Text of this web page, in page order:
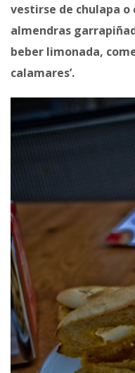
vestirse de chulapa o
almendras
beber limonada,
calamares’.